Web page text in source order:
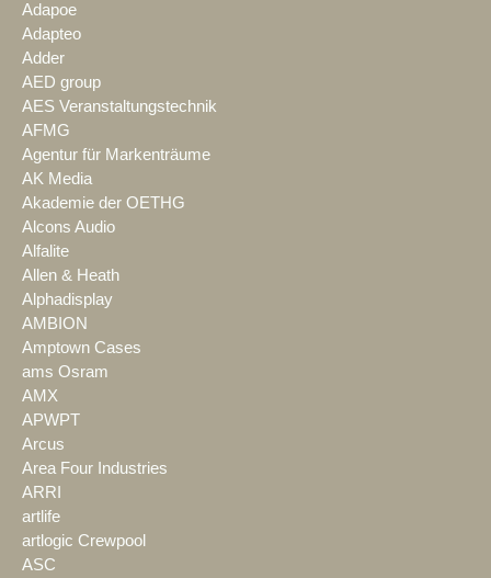
Adapoe
Adapteo
Adder
AED group
AES Veranstaltungstechnik
AFMG
Agentur für Markenträume
AK Media
Akademie der OETHG
Alcons Audio
Alfalite
Allen & Heath
Alphadisplay
AMBION
Amptown Cases
ams Osram
AMX
APWPT
Arcus
Area Four Industries
ARRI
artlife
artlogic Crewpool
ASC